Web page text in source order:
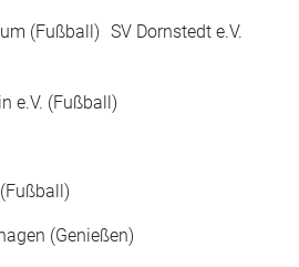
(Fußball) SV Dornstedt e.V.
e.V. (Fußball)
(Genießen)